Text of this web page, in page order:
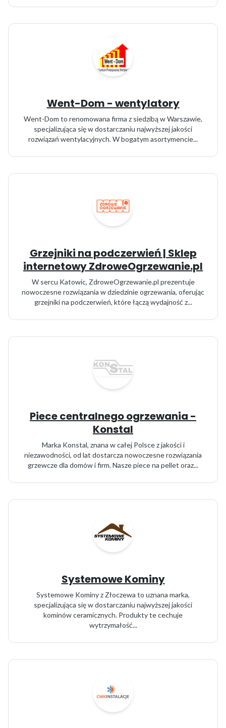
Went-Dom - wentylatory
Went-Dom to renomowana firma z siedzibą w Warszawie,
specjalizująca się w dostarczaniu najwyższej jakości
rozwiązań wentylacyjnych. W bogatym asortymencie...
Grzejniki na podczerwień | Sklep
internetowy ZdroweOgrzewanie.pl
W sercu Katowic, ZdroweOgrzewanie.pl prezentuje
nowoczesne rozwiązania w dziedzinie ogrzewania, oferując
grzejniki na podczerwień, które łączą wydajność z...
Piece centralnego ogrzewania -
Konstal
Marka Konstal, znana w całej Polsce z jakości i
niezawodności, od lat dostarcza nowoczesne rozwiązania
grzewcze dla domów i firm. Nasze piece na pellet oraz...
Systemowe Kominy
Systemowe Kominy z Złoczewa to uznana marka,
specjalizująca się w dostarczaniu najwyższej jakości
kominów ceramicznych. Produkty te cechuje
wytrzymałość...